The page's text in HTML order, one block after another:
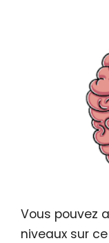
Vous pouvez
niveaux sur